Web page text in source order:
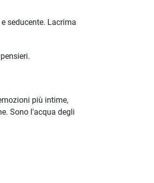
seducente. Lacrima
più intime,
Sono l'acqua degli